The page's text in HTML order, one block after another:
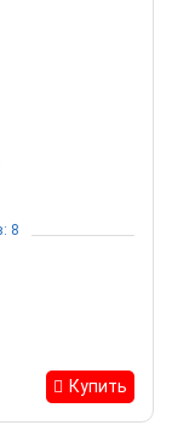
8
Купить